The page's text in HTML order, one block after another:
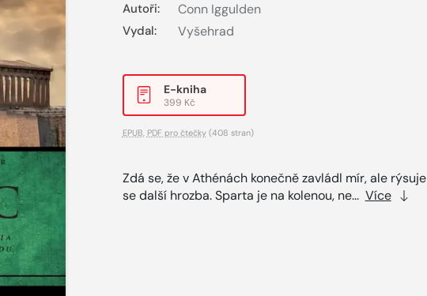
Autoři: Conn Iggulden
Vydal: Vyšehrad
E-kniha
399 Kč
EPUB PDF pro čtečky(408 stran)
Zdá se, že v Athénách konečně zavládl mír, ale rýsuje
se další hrozba. Sparta je na kolenou, ne... Více